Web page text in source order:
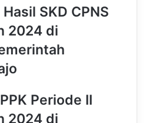
SKD CPNS
2024 di
Periode II
2024 di